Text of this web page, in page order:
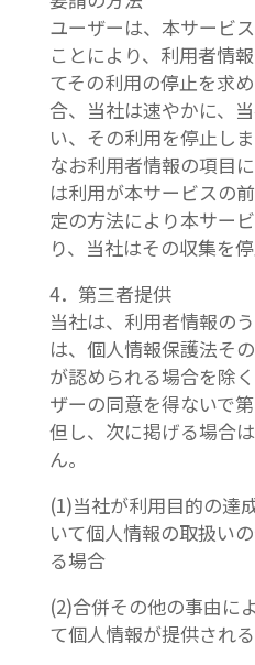
ユーザーは、本サービ
ことにより、利用者情
てその利用の停止を求
合、当社は速やかに、
い、その利用を停止しま
なお利用者情報の項目
は利用が本サービスの
定の方法により本サー
り、当社はその収集を停
4．第三者提供
当社は、利用者情報の
は、個人情報保護法そ
が認められる場合を除
ザーの同意を得ないで
但し、次に掲げる場合
ん。
(1)当社が利用目的の達
いて個人情報の取扱い
る場合
(2)合併その他の事由に
て個人情報が提供され